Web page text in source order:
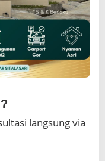
langsung via